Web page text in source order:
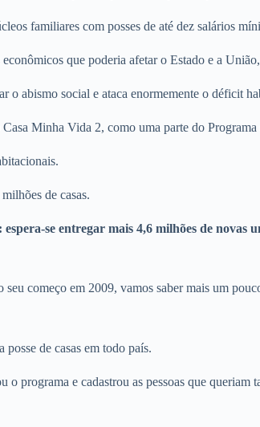
familiares com posses de até dez salários
que poderia afetar o Estado e a
o abismo social e ataca enormemente o déficit
Minha Vida 2, como uma parte do
de casas.
se entregar mais 4,6 milhões de novas
começo em 2009, vamos saber mais um
de casas em todo país.
programa e cadastrou as pessoas que